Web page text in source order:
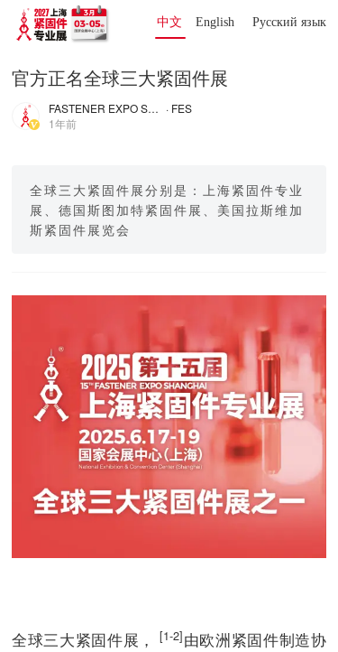
中文 English Русский язык
官方正名全球三大紧固件展
FASTENER EXPO SHANGHAI · FES
1年前
全球三大紧固件展分别是：上海紧固件专业
展、德国斯图加特紧固件展、美国拉斯维加
斯紧固件展览会
全球三大紧固件展， [1-2]由欧洲紧固件制造协